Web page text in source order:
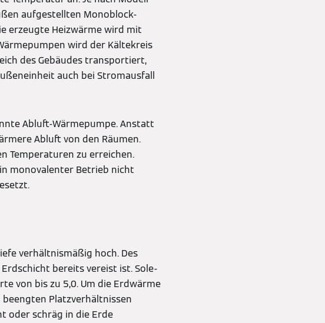
aufgestellten Monoblock-
erzeugte Heizwärme wird mit
wird der Kältekreis
des Gebäudes transportiert,
auch bei Stromausfall
Abluft-Wärmepumpe. Anstatt
Abluft von den Räumen.
Temperaturen zu erreichen.
monovalenter Betrieb nicht
verhältnismäßig hoch. Des
bereits vereist ist. Sole-
von bis zu 5,0. Um die Erdwärme
Platzverhältnissen
oder schräg in die Erde